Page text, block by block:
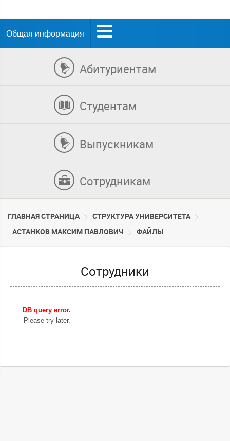
Общая информация
Абитуриентам
Студентам
Выпускникам
Сотрудникам
ГЛАВНАЯ СТРАНИЦА
CТРУКТУРА УНИВЕРСИТЕТА
АСТАНКОВ МАКСИМ ПАВЛОВИЧ
ФАЙЛЫ
Сотрудники
DB query error.
Please try later.